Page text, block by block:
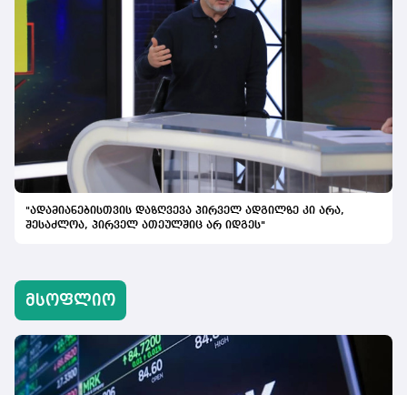
"ადამიანებისთვის დაზღვევა პირველ ადგილზე კი არა,
შესაძლოა, პირველ ათეულშიც არ იდგეს"
მსოფლიო